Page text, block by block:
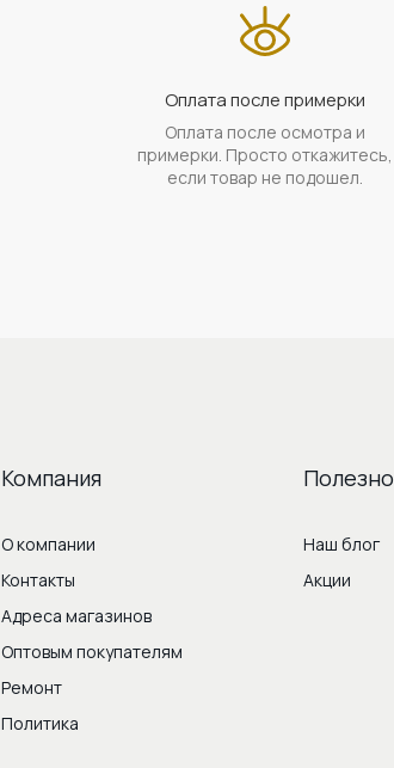
Оплата после примерки
Оплата после осмотра и
примерки. Просто откажитесь,
если товар не подошел.
Компания
О компании
Контакты
Адреса магазинов
Оптовым покупателям
Ремонт
Политика
Полезно
Наш блог
Акции